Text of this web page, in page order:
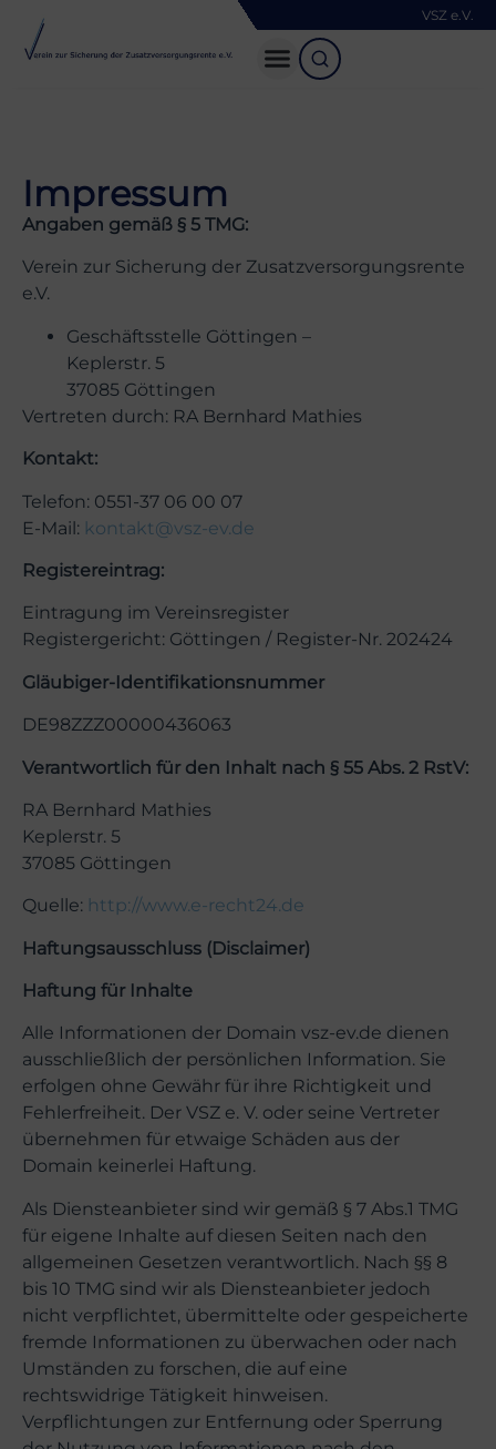
VSZ e.V.
Impressum
Angaben gemäß § 5 TMG:
Verein zur Sicherung der Zusatzversorgungsrente
e.V.
Geschäftsstelle Göttingen –
Keplerstr. 5
37085 Göttingen
Vertreten durch: RA Bernhard Mathies
Kontakt:
Telefon: 0551-37 06 00 07
E-Mail: kontakt@vsz-ev.de
Registereintrag:
Eintragung im Vereinsregister
Registergericht: Göttingen / Register-Nr. 202424
Gläubiger-Identifikationsnummer
DE98ZZZ00000436063
Verantwortlich für den Inhalt nach § 55 Abs. 2 RstV:
RA Bernhard Mathies
Keplerstr. 5
37085 Göttingen
Quelle: http://www.e-recht24.de
Haftungsausschluss (Disclaimer)
Haftung für Inhalte
Alle Informationen der Domain vsz-ev.de dienen
ausschließlich der persönlichen Information. Sie
erfolgen ohne Gewähr für ihre Richtigkeit und
Fehlerfreiheit. Der VSZ e. V. oder seine Vertreter
übernehmen für etwaige Schäden aus der
Domain keinerlei Haftung.
Als Diensteanbieter sind wir gemäß § 7 Abs.1 TMG
für eigene Inhalte auf diesen Seiten nach den
allgemeinen Gesetzen verantwortlich. Nach §§ 8
bis 10 TMG sind wir als Diensteanbieter jedoch
nicht verpflichtet, übermittelte oder gespeicherte
fremde Informationen zu überwachen oder nach
Umständen zu forschen, die auf eine
rechtswidrige Tätigkeit hinweisen.
Verpflichtungen zur Entfernung oder Sperrung